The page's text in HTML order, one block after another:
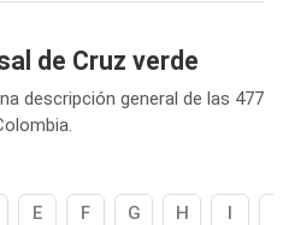
de Cruz verde
descripción general de las 477
E F G H I